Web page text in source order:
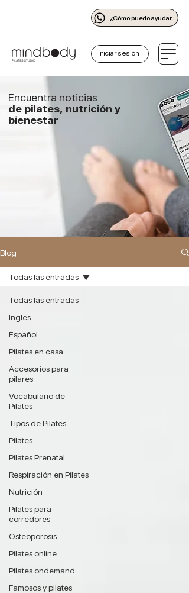
¿Cómo puedo ayudarte?
Iniciar sesión
Encuentra noticias
de pilates, nutrición y
bienestar
Blog
Todas las entradas
Ingles
Español
Pilates en casa
Accesorios para
pilares
Vocabulario de
Pilates
Tipos de Pilates
Pilates
Pilates Prenatal
Respiración en Pilates
Nutrición
Pilates para
corredores
Osteoporosis
Pilates online
Pilates ondemand
Famosos y pilates
Todas las entradas